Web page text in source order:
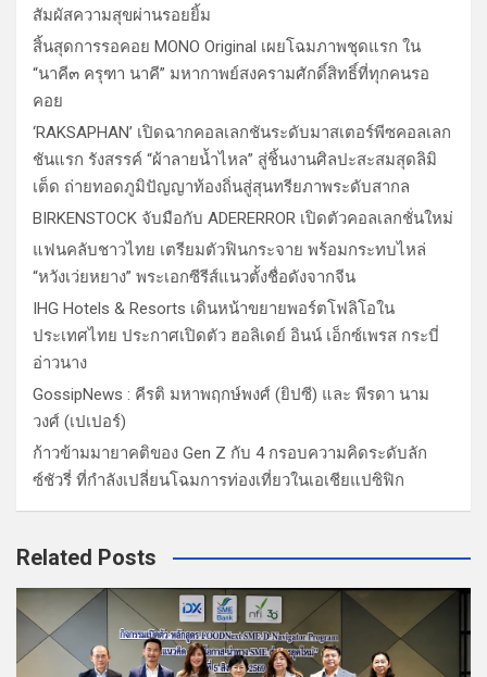
สัมผัสความสุขผ่านรอยยิ้ม
สิ้นสุดการรอคอย MONO Original เผยโฉมภาพชุดแรก ใน
“นาคี๓ ครุฑา นาคี” มหากาพย์สงครามศักดิ์สิทธิ์ที่ทุกคนรอ
คอย
‘RAKSAPHAN’ เปิดฉากคอลเลกชันระดับมาสเตอร์พีซคอลเลก
ชันแรก รังสรรค์ “ผ้าลายน้ำไหล” สู่ชิ้นงานศิลปะสะสมสุดลิมิ
เต็ด ถ่ายทอดภูมิปัญญาท้องถิ่นสู่สุนทรียภาพระดับสากล
BIRKENSTOCK จับมือกับ ADERERROR เปิดตัวคอลเลกชั่นใหม่
แฟนคลับชาวไทย เตรียมตัวฟินกระจาย พร้อมกระทบไหล่
“หวังเว่ยหยาง” พระเอกซีรีส์แนวตั้งชื่อดังจากจีน
IHG Hotels & Resorts เดินหน้าขยายพอร์ตโฟลิโอใน
ประเทศไทย ประกาศเปิดตัว ฮอลิเดย์ อินน์ เอ็กซ์เพรส กระบี่
อ่าวนาง
GossipNews : คีรติ มหาพฤกษ์พงศ์ (ยิปซี) และ พีรดา นาม
วงศ์ (เปเปอร์)
ก้าวข้ามมายาคติของ Gen Z กับ 4 กรอบความคิดระดับลัก
ซ์ชัวรี่ ที่กำลังเปลี่ยนโฉมการท่องเที่ยวในเอเชียแปซิฟิก
Related Posts